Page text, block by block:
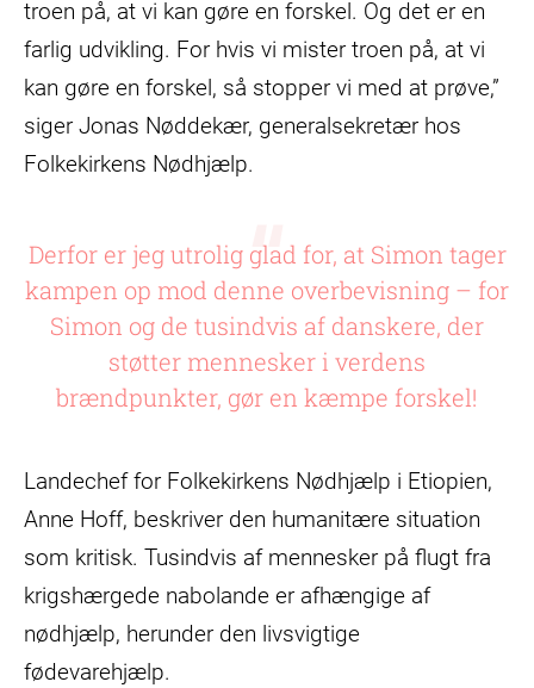
troen på, at vi kan gøre en forskel. Og det er en
farlig udvikling. For hvis vi mister troen på, at vi
kan gøre en forskel, så stopper vi med at prøve,”
siger Jonas Nøddekær, generalsekretær hos
Folkekirkens Nødhjælp.
Derfor er jeg utrolig glad for, at Simon tager
kampen op mod denne overbevisning – for
Simon og de tusindvis af danskere, der
støtter mennesker i verdens
brændpunkter, gør en kæmpe forskel!
Landechef for Folkekirkens Nødhjælp i Etiopien,
Anne Hoff, beskriver den humanitære situation
som kritisk. Tusindvis af mennesker på flugt fra
krigshærgede nabolande er afhængige af
nødhjælp, herunder den livsvigtige
fødevarehjælp.